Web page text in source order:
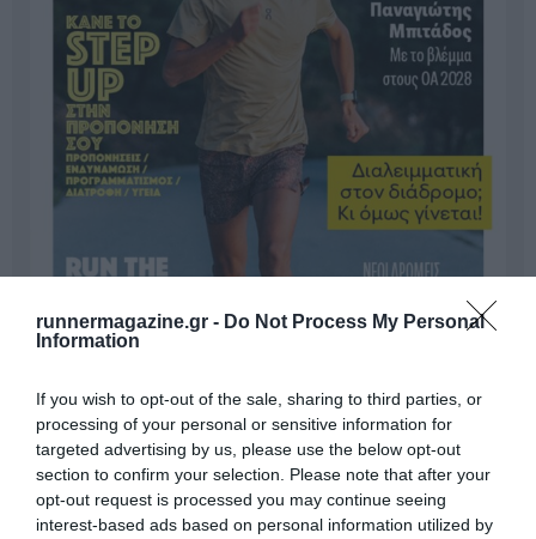
runnermagazine.gr - Do Not Process My Personal
Information
If you wish to opt-out of the sale, sharing to third parties, or
processing of your personal or sensitive information for
targeted advertising by us, please use the below opt-out
section to confirm your selection. Please note that after your
opt-out request is processed you may continue seeing
interest-based ads based on personal information utilized by
Γίνε Συνδρομητής